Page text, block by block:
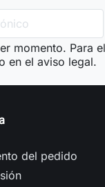
momento. Para
en el aviso legal.
del pedido